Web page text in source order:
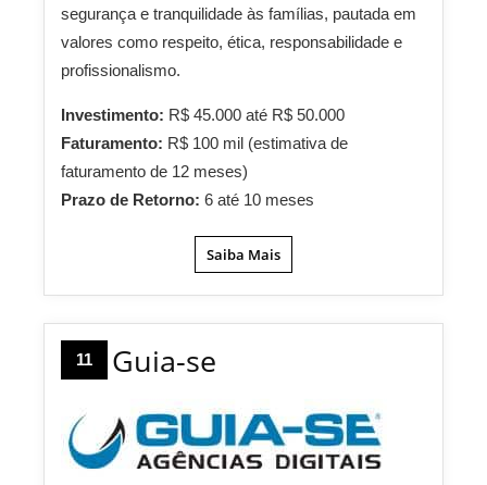
segurança e tranquilidade às famílias, pautada em
valores como respeito, ética, responsabilidade e
profissionalismo.
Investimento: R$ 45.000 até R$ 50.000
Faturamento: R$ 100 mil (estimativa de
faturamento de 12 meses)
Prazo de Retorno: 6 até 10 meses
Saiba Mais
11 Guia-se